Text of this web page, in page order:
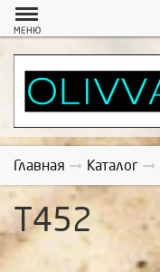
МЕНЮ
Главная Каталог
Т452